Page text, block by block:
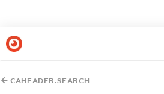
CAHEADER.SEARCH